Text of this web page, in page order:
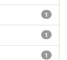
1
1
1